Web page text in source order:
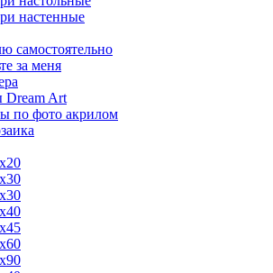
настенные
самостоятельно
за меня
Dream Art
по фото акрилом